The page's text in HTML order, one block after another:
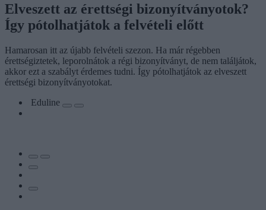
Elveszett az érettségi bizonyítványotok?
Így pótolhatjátok a felvételi előtt
Hamarosan itt az újabb felvételi szezon. Ha már régebben
érettségiztetek, leporolnátok a régi bizonyítványt, de nem találjátok,
akkor ezt a szabályt érdemes tudni. Így pótolhatjátok az elveszett
érettségi bizonyítványotokat.
Eduline